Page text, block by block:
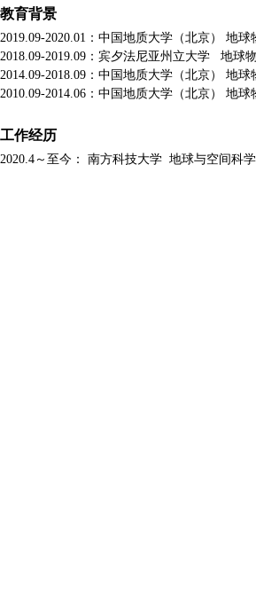
教育背景
2019.09-2020.01 ：中国地质大学（北京） 地球
2018.09-2019.09 ：宾夕法尼亚州立大学 地球
2014.09-2018.09 ：中国地质大学（北京） 地球
2010.09-2014.06 ：中国地质大学（北京） 地球
工作经历
2020.4 ～至今： 南方科技大学 地球与空间科